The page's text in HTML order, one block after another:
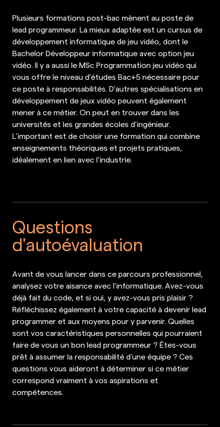
Plusieurs formations post-bac mènent au poste de
lead programmeur. La mieux adaptée est un cursus de
développement informatique de jeu vidéo, dont le
Bachelor Développeur informatique avec option jeu
vidéo. Il y a aussi le MSc Programmation jeu vidéo qui
vous offre le niveau d’études Bac+5 nécessaire pour
ce poste à responsabilités. D’autres spécialisations en
développement de jeux vidéo peuvent également
mener à ce métier. On peut en trouver dans les
universités et les grandes écoles d’ingénieur.
L’important est de choisir une formation qui combine
enseignements théoriques et projets pratiques,
idéalement en lien avec l’industrie.
Questions
d'autoévaluation
Avant de vous lancer dans ce parcours professionnel,
analysez votre aisance avec l’informatique. Avez-vous
déjà fait du code, et si oui, y avez-vous pris plaisir ?
Réfléchissez également à votre capacité à devenir lead
programmer et aux moyens pour y parvenir. Quelles
sont vos caractéristiques personnelles qui pourraient
faire de vous un bon lead programmeur ? Êtes-vous
prêt à assumer la responsabilité d’une équipe ? Ces
questions vous aideront à déterminer si ce métier
correspond vraiment à vos aspirations et
compétences.